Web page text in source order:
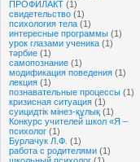
ПРОФИЛАКТ (1)
свидетельство (1)
психология тела (1)
интересные программы (1)
урок глазами ученика (1)
тәрбие (1)
самопознание (1)
модификация поведения (1)
лекция (1)
познавательные процессы (1)
кризисная ситуация (1)
суицидтік мінез-құлық (1)
Конкурс учителей школ «Я –
психолог (1)
Бурлачук Л.Ф. (1)
работа с родителями (1)